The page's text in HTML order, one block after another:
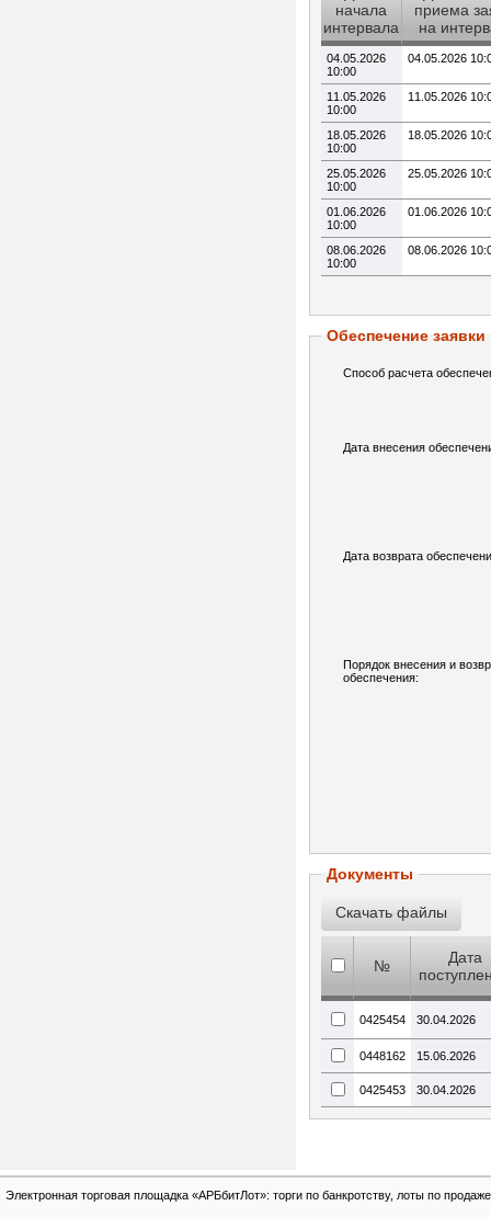
начала
интервала
приема
на
04.05.2026
10:00
04.05.2026
11.05.2026
10:00
11.05.2026
18.05.2026
10:00
18.05.2026
25.05.2026
10:00
25.05.2026
01.06.2026
10:00
01.06.2026
08.06.2026
10:00
08.06.2026
Обеспечение заявки
Способ расчета
Дата внесения
Дата возврата
Порядок внесения и
обеспечения:
Документы
№
Дата
0425454 30.04.2026
0448162 15.06.2026
0425453 30.04.2026
Электронная торговая площадка «АРБбитЛот»: торги по банкротству, лоты по